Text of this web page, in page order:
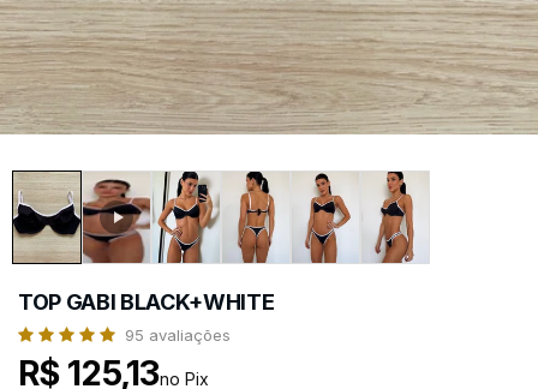
TOP GABI BLACK+WHITE
95 avaliações
R$ 125,13no Pix